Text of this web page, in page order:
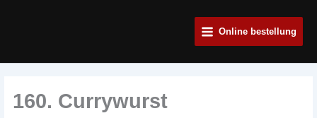
MenuOnline bestellung
160. Currywurst